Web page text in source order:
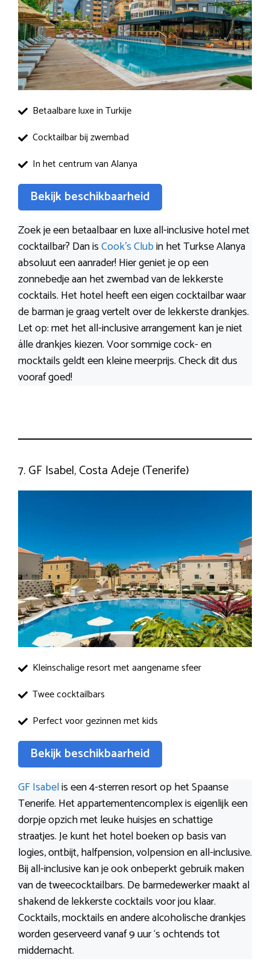
Betaalbare luxe in Turkije
Cocktailbar bij zwembad
In het centrum van Alanya
Bekijk beschikbaarheid
Zoek je een betaalbaar en luxe all-inclusive hotel met
cocktailbar? Dan isCook’s Clubin het Turkse Alanya
absoluut een aanrader! Hier geniet je op een
zonnebedje aan het zwembad van de lekkerste
cocktails. Het hotel heeft een eigen cocktailbar waar
de barman je graag vertelt over de lekkerste drankjes.
Let op: met het all-inclusive arrangement kan je niet
álle drankjes kiezen. Voor sommige cock- en
mocktails geldt een kleine meerprijs. Check dit dus
vooraf goed!
7. GF Isabel, Costa Adeje (Tenerife)
Kleinschalige resort met aangename sfeer
Twee cocktailbars
Perfect voor gezinnen met kids
Bekijk beschikbaarheid
GF Isabelis een 4-sterren resort op het Spaanse
Tenerife. Het appartementencomplex is eigenlijk een
dorpje opzich met leuke huisjes en schattige
straatjes. Je kunt het hotel boeken op basis van
logies, ontbijt, halfpension, volpension en all-inclusive.
Bij all-inclusive kan je ook onbeperkt gebruik maken
van de tweecocktailbars. De barmedewerker maakt al
shakend de lekkerste cocktails voor jou klaar.
Cocktails, mocktails en andere alcoholische drankjes
worden geserveerd vanaf 9 uur ‘s ochtends tot
middernacht.